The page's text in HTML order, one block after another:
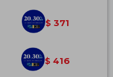
$ 371
$ 416